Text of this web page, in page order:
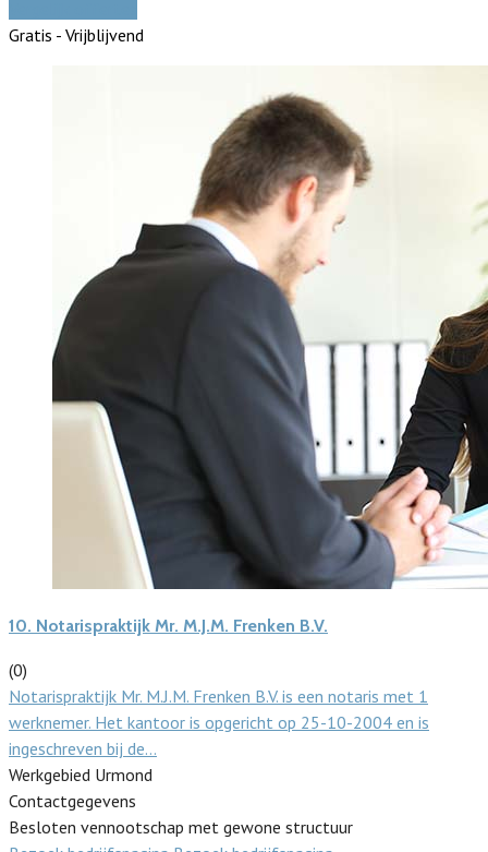
Gratis - Vrijblijvend
10. Notarispraktijk Mr. M.J.M. Frenken B.V.
(0)
Notarispraktijk Mr. M.J.M. Frenken B.V. is een notaris met 1
werknemer. Het kantoor is opgericht op 25-10-2004 en is
ingeschreven bij de…
Werkgebied Urmond
Contactgegevens
Besloten vennootschap met gewone structuur